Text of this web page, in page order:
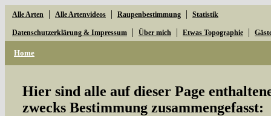
Alle Arten | Alle Artenvideos | Raupenbestimmung | Statistik
Datenschutzerklärung & Impressum | Über mich | Etwas Topographie |
Home
Hier sind alle auf dieser Page
zwecks Bestimmung zusammengefasst: